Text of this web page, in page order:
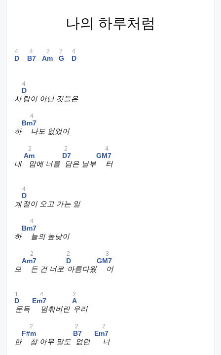
나의 하루처럼
D
4
B7
4
Am
2
G
2
D
4
사
D
4
랑이 아닌 것들은
하
Bm7
4
나도 없었어
내
Am
2
맘에 너를
D7
2
담은 날부
GM7
4
터
계
D
4
절이 오고 가는 일
하
Bm7
4
늘의 높낮이
모
Am7
2
든 건 너로
D
2
아름다웠
GM7
3
어
D
1
문득
Em7
4
멈춰버린
A
2
우리
한
F#m
2
참 아무 말도
B7
2
없던
Em7
2
너